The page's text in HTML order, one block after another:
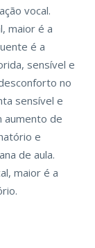
vocal.
maior é a
é a
sensível e
no
sensível e
aumento de
e
de aula.
maior é a